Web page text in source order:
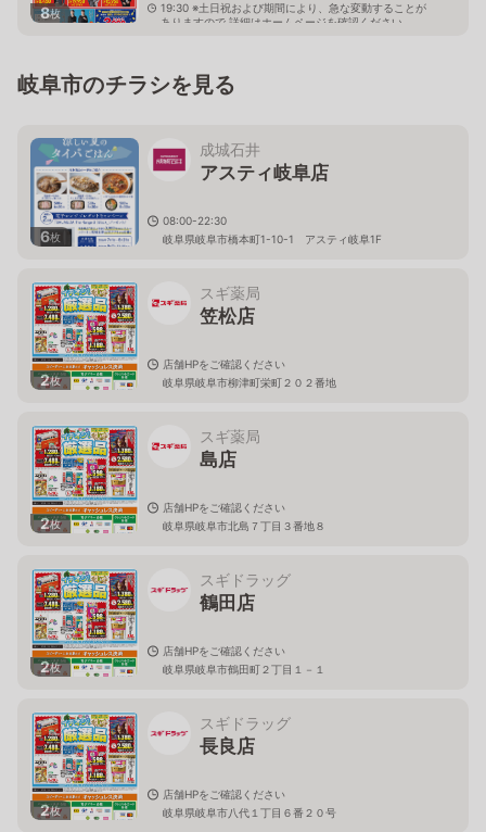
8枚
19:30 ※土日祝および期間により、急な変動することが
ありますので 詳細はホームページを確認ください
岐阜市のチラシを見る
6枚
成城石井
アスティ岐阜店
08:00-22:30
岐阜県岐阜市橋本町1-10-1 アスティ岐阜1F
2枚
スギ薬局
笠松店
店舗HPをご確認ください
岐阜県岐阜市柳津町栄町２０２番地
2枚
スギ薬局
島店
店舗HPをご確認ください
岐阜県岐阜市北島７丁目３番地８
2枚
スギドラッグ
鶴田店
店舗HPをご確認ください
岐阜県岐阜市鶴田町２丁目１－１
2枚
スギドラッグ
長良店
店舗HPをご確認ください
岐阜県岐阜市八代１丁目６番２０号